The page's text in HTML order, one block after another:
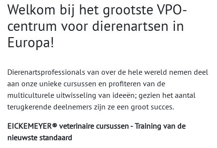
Welkom bij het grootste VPO-
centrum voor dierenartsen in
Europa!
Dierenartsprofessionals van over de hele wereld nemen deel
aan onze unieke cursussen en profiteren van de
multiculturele uitwisseling van ideeën; gezien het aantal
terugkerende deelnemers zijn ze een groot succes.
EICKEMEYER® veterinaire cursussen - Training van de
nieuwste standaard